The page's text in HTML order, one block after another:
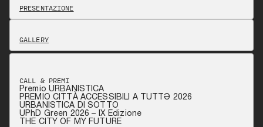
PRESENTAZIONE
GALLERY
CALL & PREMI
Premio URBANISTICA
PREMIO CITTÀ ACCESSIBILI A TUTTƏ 2026
URBANISTICA DI SOTTO
UPhD Green 2026 – IX Edizione
THE CITY OF MY FUTURE